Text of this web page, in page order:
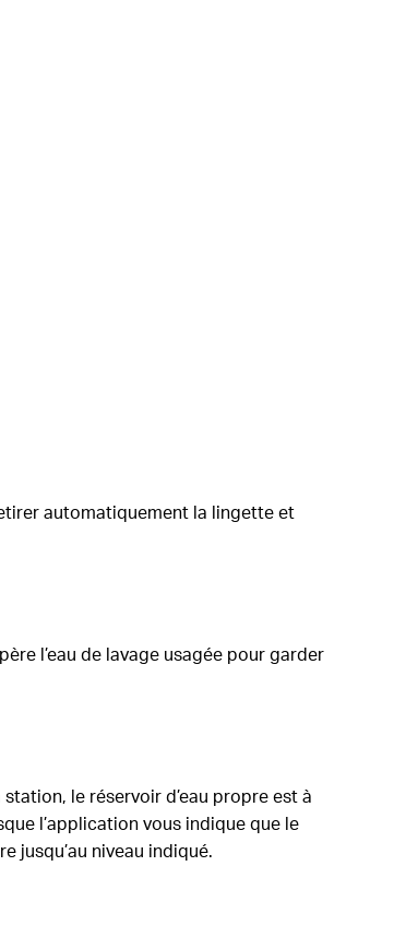
automatiquement la lingette et
l’eau de lavage usagée pour garder
le réservoir d’eau propre est à
l’application vous indique que le
jusqu’au niveau indiqué.